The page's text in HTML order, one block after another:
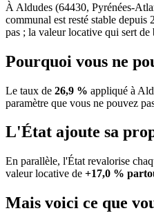
À Aldudes (64430, Pyrénées-
communal est resté stable
pas ; la valeur locative qui sert de
Pourquoi vous ne
Le taux de 26,9 % appliqué à
paramètre que vous ne pouvez
L'État ajoute sa
En parallèle, l'État revalorise
valeur locative de +17,0 %
Mais voici ce que